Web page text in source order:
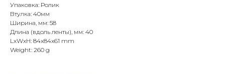
Упаковка: Ролик
Втулка: 40мм
Ширина, мм: 58
Длина (вдоль ленты), мм: 40
LxWxH: 84x84x61 mm
Weight: 260 g